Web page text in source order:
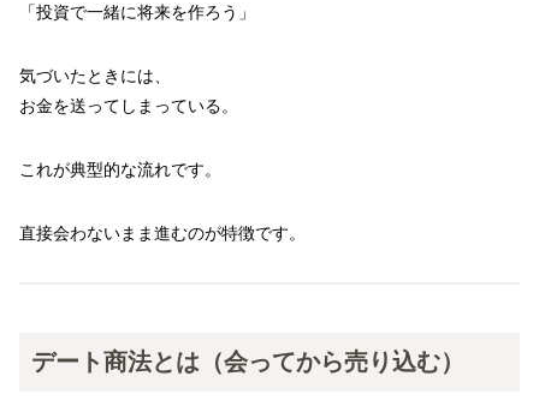
「投資で一緒に将来を作ろう」
気づいたときには、
お金を送ってしまっている。
これが典型的な流れです。
直接会わないまま進むのが特徴です。
デート商法とは（会ってから売り込む）